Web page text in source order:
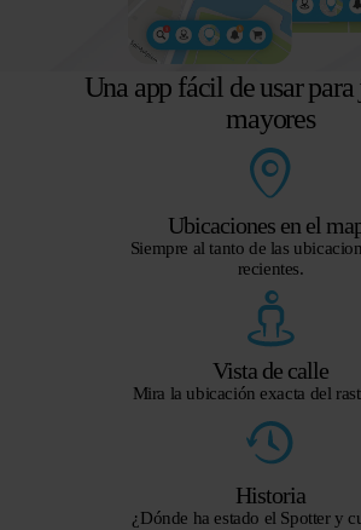
Una app fácil de usar
mayores
Ubicaciones en el
Siempre al tanto de las
recientes.
Vista de calle
Mira la ubicación exacta del
Historia
¿Dónde ha estado el Spotter y